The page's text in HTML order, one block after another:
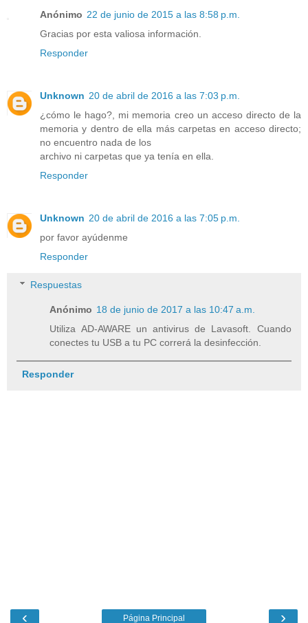
Anónimo 22 de junio de 2015 a las 8:58 p.m.
Gracias por esta valiosa información.
Responder
Unknown 20 de abril de 2016 a las 7:03 p.m.
¿cómo le hago?, mi memoria creo un acceso directo de la
memoria y dentro de ella más carpetas en acceso directo;
no encuentro nada de los
archivo ni carpetas que ya tenía en ella.
Responder
Unknown 20 de abril de 2016 a las 7:05 p.m.
por favor ayúdenme
Responder
Respuestas
Anónimo 18 de junio de 2017 a las 10:47 a.m.
Utiliza AD-AWARE un antivirus de Lavasoft. Cuando
conectes tu USB a tu PC correrá la desinfección.
Responder
‹ ›
Página Principal